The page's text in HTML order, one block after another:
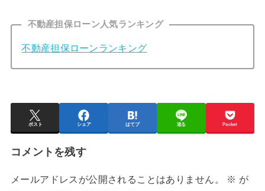
不動産担保ローン人気ランキング
不動産担保ローンランキング
ポスト シェア はてブ 送る Pocket
コメントを残す
メールアドレスが公開されることはありません。 ※ が